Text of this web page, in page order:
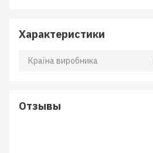
Характеристики
Країна виробника
Отзывы